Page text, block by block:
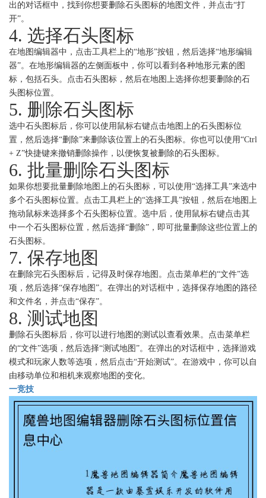
出的对话框中，找到你想要删除石头图标的地图文件，并点击“打
开”。
4. 选择石头图标
在地图编辑器中，点击工具栏上的“地形”按钮，然后选择“地形编辑
器”。在地形编辑器的左侧面板中，你可以看到各种地形元素的图
标，包括石头。点击石头图标，然后在地图上选择你想要删除的石
头图标位置。
5. 删除石头图标
选中石头图标后，你可以使用鼠标右键点击地图上的石头图标位
置，然后选择“删除”来删除该位置上的石头图标。你也可以使用“Ctrl
+ Z”快捷键来撤销删除操作，以便恢复被删除的石头图标。
6. 批量删除石头图标
如果你想要批量删除地图上的石头图标，可以使用“选择工具”来选中
多个石头图标位置。点击工具栏上的“选择工具”按钮，然后在地图上
拖动鼠标来选择多个石头图标位置。选中后，使用鼠标右键点击其
中一个石头图标位置，然后选择“删除”，即可批量删除这些位置上的
石头图标。
7. 保存地图
在删除完石头图标后，记得及时保存地图。点击菜单栏的“文件”选
项，然后选择“保存地图”。在弹出的对话框中，选择保存地图的路径
和文件名，并点击“保存”。
8. 测试地图
删除石头图标后，你可以进行地图的测试以查看效果。点击菜单栏
的“文件”选项，然后选择“测试地图”。在弹出的对话框中，选择游戏
模式和玩家人数等选项，然后点击“开始测试”。在游戏中，你可以自
由移动单位和相机来观察地图的变化。
一竞技